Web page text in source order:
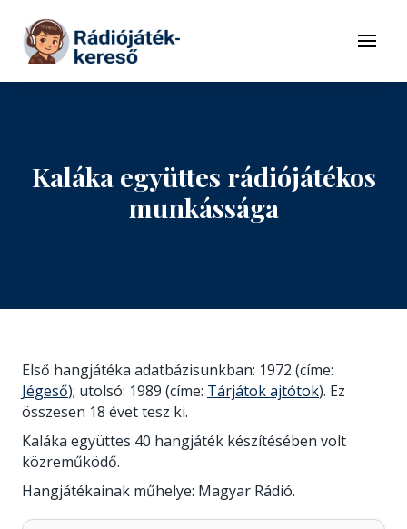
Tovább a tartalomhoz
Menü
Kaláka együttes rádiójátékos
munkássága
Első hangjátéka adatbázisunkban: 1972 (címe:
Jégeső); utolsó: 1989 (címe: Tárjátok ajtótok). Ez
összesen 18 évet tesz ki.
Kaláka együttes 40 hangjáték készítésében volt
közreműködő.
Hangjátékainak műhelye: Magyar Rádió.